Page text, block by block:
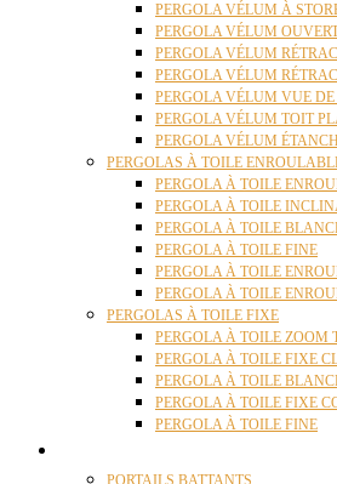
PERGOLA VÉLUM À
PERGOLA VÉLUM
PERGOLA VÉLUM
PERGOLA VÉLUM
PERGOLA VÉLUM VUE
PERGOLA VÉLUM TOIT
PERGOLA VÉLUM
PERGOLAS À TOILE
PERGOLA À TOILE
PERGOLA À TOILE
PERGOLA À TOILE
PERGOLA À TOILE FINE
PERGOLA À TOILE
PERGOLA À TOILE
PERGOLAS À TOILE FIXE
PERGOLA À TOILE ZOOM
PERGOLA À TOILE FIXE
PERGOLA À TOILE
PERGOLA À TOILE FIXE
PERGOLA À TOILE FINE
PORTAILS BATTANTS